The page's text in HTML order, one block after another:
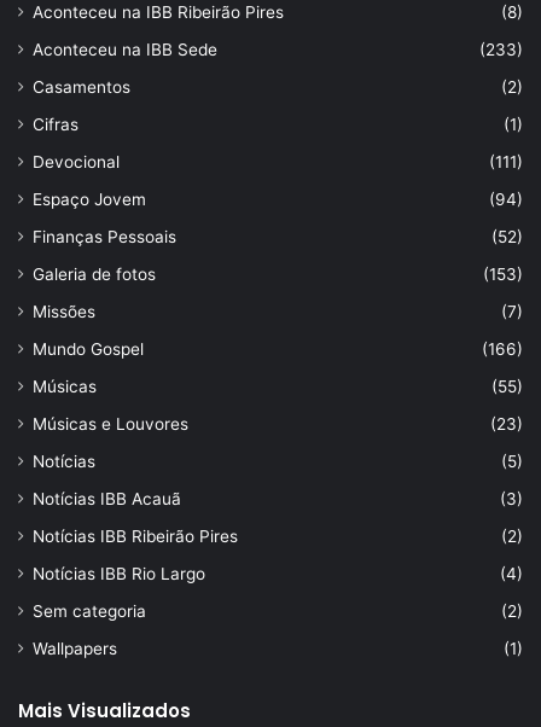
Aconteceu na IBB Ribeirão Pires
(8)
Aconteceu na IBB Sede
(233)
Casamentos
(2)
Cifras
(1)
Devocional
(111)
Espaço Jovem
(94)
Finanças Pessoais
(52)
Galeria de fotos
(153)
Missões
(7)
Mundo Gospel
(166)
Músicas
(55)
Músicas e Louvores
(23)
Notícias
(5)
Notícias IBB Acauã
(3)
Notícias IBB Ribeirão Pires
(2)
Notícias IBB Rio Largo
(4)
Sem categoria
(2)
Wallpapers
(1)
Mais Visualizados